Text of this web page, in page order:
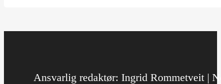
Ansvarlig redaktør: Ingrid Rommetveit |